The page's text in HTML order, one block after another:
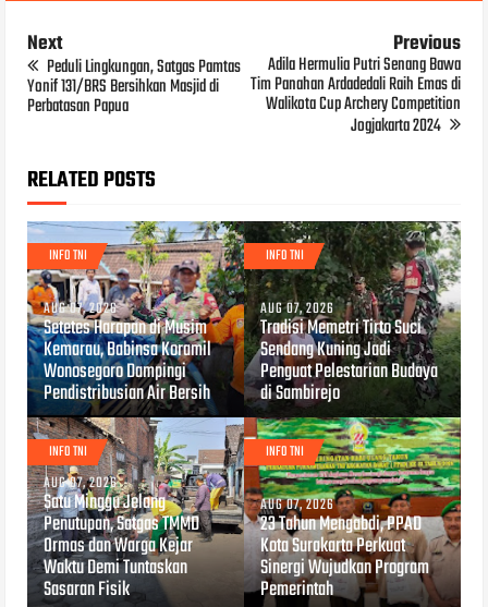
Next
Peduli Lingkungan, Satgas Pamtas
Yonif 131/BRS Bersihkan Masjid di
Perbatasan Papua
Previous
Adila Hermulia Putri Senang Bawa
Tim Panahan Ardadedali Raih Emas di
Walikota Cup Archery Competition
Jogjakarta 2024
RELATED POSTS
INFO TNI
AUG 07, 2026
Setetes Harapan di Musim
Kemarau, Babinsa Koramil
Wonosegoro Dampingi
Pendistribusian Air Bersih
INFO TNI
AUG 07, 2026
Tradisi Memetri Tirto Suci
Sendang Kuning Jadi
Penguat Pelestarian Budaya
di Sambirejo
INFO TNI
AUG 07, 2026
Satu Minggu Jelang
Penutupan, Satgas TMMD
Ormas dan Warga Kejar
Waktu Demi Tuntaskan
Sasaran Fisik
INFO TNI
AUG 07, 2026
23 Tahun Mengabdi, PPAD
Kota Surakarta Perkuat
Sinergi Wujudkan Program
Pemerintah